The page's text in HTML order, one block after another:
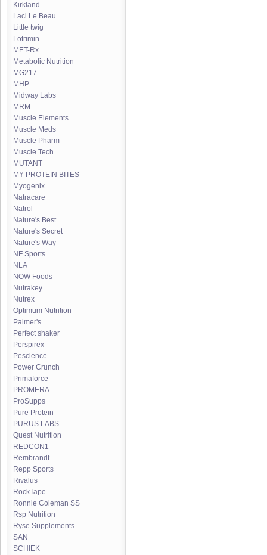
Kirkland
Laci Le Beau
Little twig
Lotrimin
MET-Rx
Metabolic Nutrition
MG217
MHP
Midway Labs
MRM
Muscle Elements
Muscle Meds
Muscle Pharm
Muscle Tech
MUTANT
MY PROTEIN BITES
Myogenix
Natracare
Natrol
Nature's Best
Nature's Secret
Nature's Way
NF Sports
NLA
NOW Foods
Nutrakey
Nutrex
Optimum Nutrition
Palmer's
Perfect shaker
Perspirex
Pescience
Power Crunch
Primaforce
PROMERA
ProSupps
Pure Protein
PURUS LABS
Quest Nutrition
REDCON1
Rembrandt
Repp Sports
Rivalus
RockTape
Ronnie Coleman SS
Rsp Nutrition
Ryse Supplements
SAN
SCHIEK